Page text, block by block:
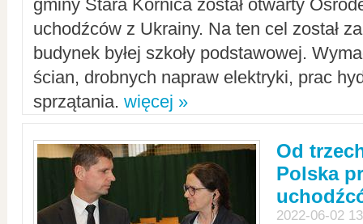
gminy Stara Kornica został otwarty
uchodźców z Ukrainy. Na ten cel został
budynek byłej szkoły podstawowej.
ścian, drobnych napraw elektryki, prac
sprzątania. więcej »
Od
Polska
2022-06-02